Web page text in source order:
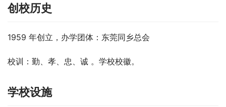
创校历史
1959 年创立，办学团体：东莞同乡总会
校训：勤、孝、忠、诚 。学校校徽。
学校设施